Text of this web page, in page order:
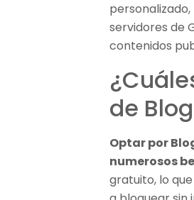
servidores de
contenidos
de
Optar por
numerosos
gratuito, lo